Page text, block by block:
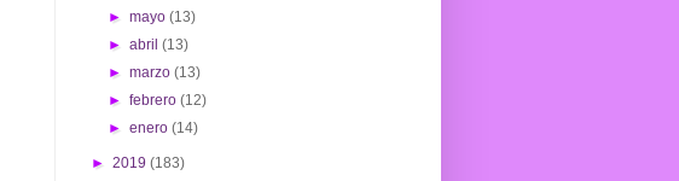
►mayo(13)
►abril(13)
►marzo(13)
►febrero(12)
►enero(14)
► 2019 (183)